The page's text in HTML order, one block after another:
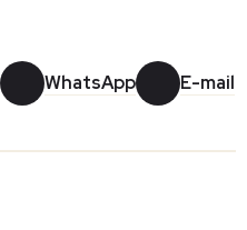
WhatsApp E-mail